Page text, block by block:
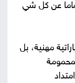
عن كل شي
مهنية، بل